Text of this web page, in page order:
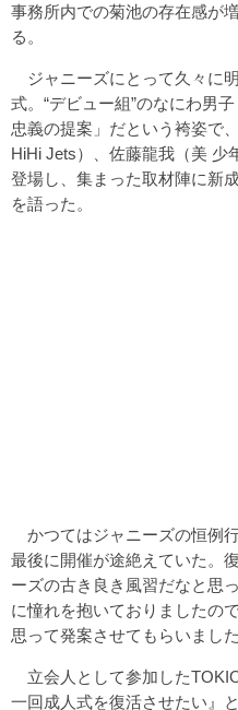
事務所内での菊池の存在感が
る。
ジャニーズにとって久々に
式。“デビュー組”のなにわ男
忠義の提案」だという袴姿で
HiHi Jets）、佐藤龍我（美 少
登場し、集まった取材陣に新
を語った。
かつてはジャニーズの恒例
最後に開催が途絶えていた。
ーズの古き良き風習だなと思
に憧れを抱いておりましたの
思って発案させてもらいまし
立会人として参加した
一回成人式を復活させたい』